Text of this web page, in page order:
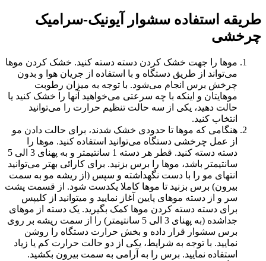
طریقه استفاده سشوار آیونیک-سرامیک
چرخشی
موها را جهت خشک کردن دسته دسته کنید. خشک کردن موها
می‌تواند از طریق دستگاه و با استفاده از جریان هوا و بدون
چرخش برس انجام می‌شود. با توجه به میزان رطوبت
موهایتان و اینکه با چه سرعتی می‌خواهید آنها را خشک کنید یا
حالت دهید، یکی از سه حالت تنظیم حرارت را می‌توانید
انتخاب کنید.
هنگامی که موها تا حدودی خشک شدند، برای حالت دادن مو
از عمل چرخشی دستگاه می‌توانید استفاده کنید. موها را
دسته دسته کنید. قطر هر دسته 1 سانتیمتر و به پهنای 3 الی 5
سانتیمتر باشد، موها را برس بزنید. برای کارائی بهتر می‌توانید
انتهای مو را با دست نگهداشته و سپس (از ریشه مو به سمت
بیرون) برس بزنید تا موها کاملا یکدست شود. از قسمت پشت
سر و از دسته موهای پایین آغاز نمایید و میتوانید از کلیپس
برای دسته دسته کردن موها کمک بگیرید. یک دسته از موهای
جداشده (به پهنای 3 الی 5 سانتیمتر) را از سمت ریشه بر روی
برس سشوار قرار داده و بخش حرارت دستگاه را روشن
نمایید. با توجه به شرایط، یکی از دو حالت حرارت کم یا زیاد
استفاده نمایید. برس را به آرامی به سمت بیرون بکشید.